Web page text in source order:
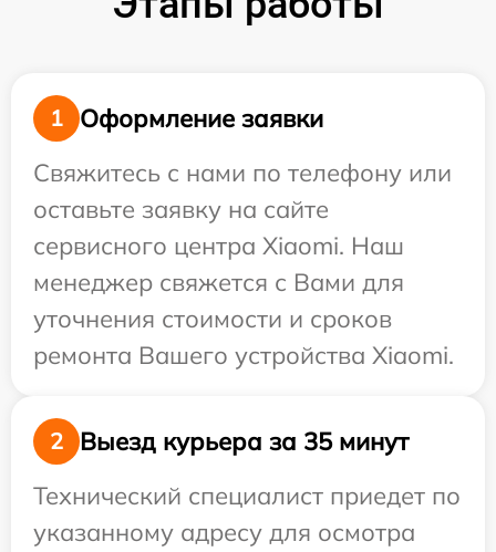
1
Оформление заявки
Свяжитесь с нами по телефону или
оставьте заявку на сайте
сервисного центра Xiaomi. Наш
менеджер свяжется с Вами для
уточнения стоимости и сроков
ремонта Вашего устройства Xiaomi.
2
Выезд курьера за 35 минут
Технический специалист приедет по
указанному адресу для осмотра